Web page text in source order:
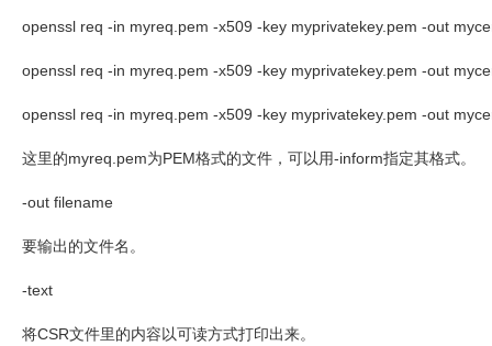
openssl req -in myreq.pem -x509 -key myprivatekey.pem -out
openssl req -in myreq.pem -x509 -key myprivatekey.pem -out
openssl req -in myreq.pem -x509 -key myprivatekey.pem -out
这里的myreq.pem为PEM格式的文件，可以用-inform指定其格式。
-out filename
要输出的文件名。
-text
将CSR文件里的内容以可读方式打印出来。